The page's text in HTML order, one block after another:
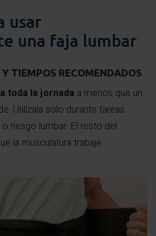
usar
una faja lumbar
Y TIEMPOS RECOMENDADOS
toda la jornada a menos que un
Utilízala solo durante tareas
riesgo lumbar. El resto del
la musculatura trabaje